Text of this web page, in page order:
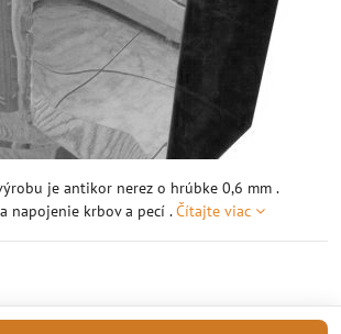
je antikor nerez o hrúbke 0,6 mm .
napojenie krbov a pecí .Čítajte viac